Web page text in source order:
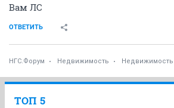
Вам ЛС
ОТВЕТИТЬ
НГС.Форум Недвижимость
ТОП 5